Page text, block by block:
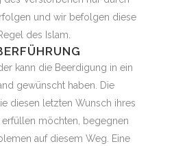
und wir befolgen diese
des Islam.
kann die Beerdigung in ein
gewünscht haben. Die
diesen letzten Wunsch ihres
möchten, begegnen
auf diesem Weg. Eine